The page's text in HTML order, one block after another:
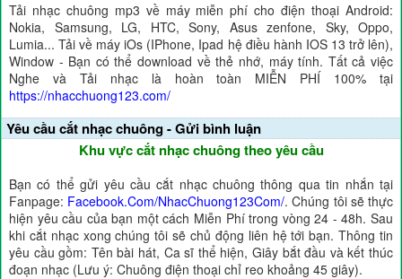
Tải nhạc chuông mp3 về máy miễn phí cho điện thoại Android:
Nokia, Samsung, LG, HTC, Sony, Asus zenfone, Sky, Oppo,
Lumia... Tải về máy iOs (IPhone, Ipad hệ điều hành IOS 13 trở lên),
Window - Bạn có thể download về thẻ nhớ, máy tính. Tất cả việc
Nghe và Tải nhạc là hoàn toàn MIỄN PHÍ 100% tại
https://nhacchuong123.com/
Yêu cầu cắt nhạc chuông - Gửi bình luận
Khu vực cắt nhạc chuông theo yêu cầu
Bạn có thể gửi yêu cầu cắt nhạc chuông thông qua tin nhắn tại
Fanpage: Facebook.Com/NhacChuong123Com/. Chúng tôi sẽ thực
hiện yêu cầu của bạn một cách Miễn Phí trong vòng 24 - 48h. Sau
khi cắt nhạc xong chúng tôi sẽ chủ động liên hệ tới bạn. Thông tin
yêu cầu gồm: Tên bài hát, Ca sĩ thể hiện, Giây bắt đầu và kết thúc
đoạn nhạc (Lưu ý: Chuông điện thoại chỉ reo khoảng 45 giây).